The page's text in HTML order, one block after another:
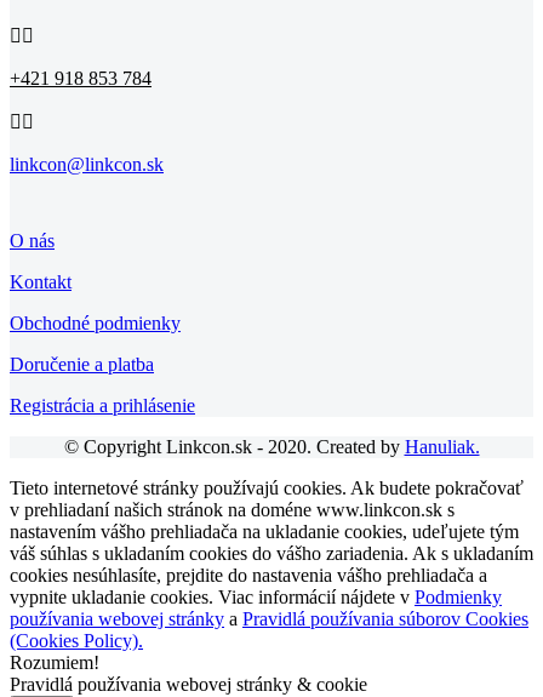
 
+421 918 853 784
 
linkcon@linkcon.sk
O nás
Kontakt
Obchodné podmienky
Doručenie a platba
Registrácia a prihlásenie
© Copyright Linkcon.sk - 2020. Created by Hanuliak.
Tieto internetové stránky používajú cookies. Ak budete pokračovať
v prehliadaní našich stránok na doméne www.linkcon.sk s
nastavením vášho prehliadača na ukladanie cookies, udeľujete tým
váš súhlas s ukladaním cookies do vášho zariadenia. Ak s ukladaním
cookies nesúhlasíte, prejdite do nastavenia vášho prehliadača a
vypnite ukladanie cookies. Viac informácií nájdete v Podmienky
používania webovej stránky a Pravidlá používania súborov Cookies
(Cookies Policy).
Rozumiem!
Pravidlá používania webovej stránky & cookie